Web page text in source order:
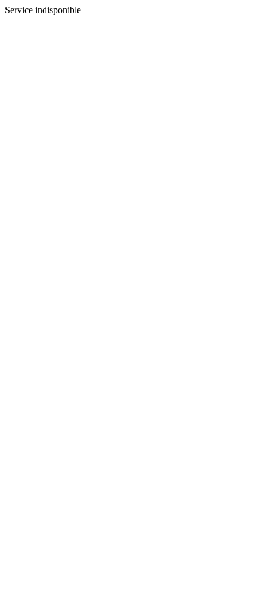
Service indisponible